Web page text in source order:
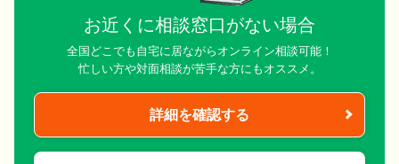
お近くに相談窓口がない場合
全国どこでも自宅に居ながらオンライン相談可能！
忙しい方や対面相談が苦手な方にもオススメ。
詳細を確認する